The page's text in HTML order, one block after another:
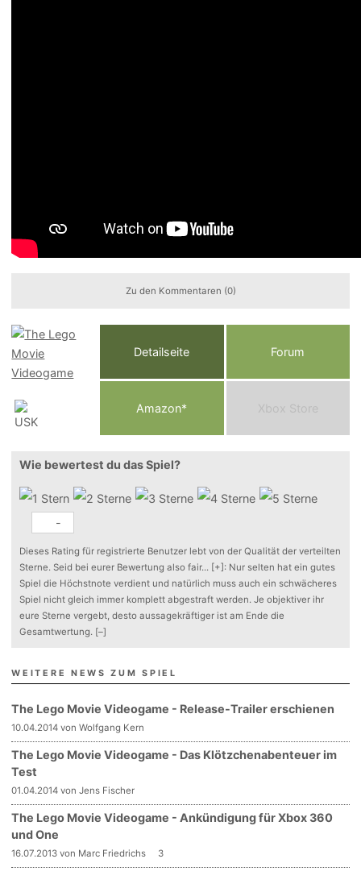
Zu den Kommentaren (0)
Detailseite Forum
Amazon* Xbox Store
Wie bewertest du das Spiel?
-
Dieses Rating für registrierte Benutzer lebt von der Qualität der verteilten
Sterne. Seid bei eurer Bewertung also fair... [+] : Nur selten hat ein gutes
Spiel die Höchstnote verdient und natürlich muss auch ein schwächeres
Spiel nicht gleich immer komplett abgestraft werden. Je objektiver ihr
eure Sterne vergebt, desto aussagekräftiger ist am Ende die
Gesamtwertung. [–]
WEITERE NEWS ZUM SPIEL
The Lego Movie Videogame - Release-Trailer erschienen
10.04.2014 von Wolfgang Kern
The Lego Movie Videogame - Das Klötzchenabenteuer im
Test
01.04.2014 von Jens Fischer
The Lego Movie Videogame - Ankündigung für Xbox 360
und One
16.07.2013 von Marc Friedrichs 3